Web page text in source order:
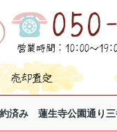
済み 蓮生寺公園通り